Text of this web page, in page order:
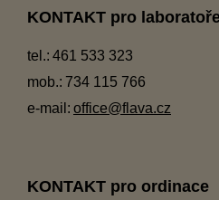
KONTAKT pro
tel.: 461 533 323
mob.: 734 115 766
e-mail: office@flava.cz
KONTAKT pro ordinace